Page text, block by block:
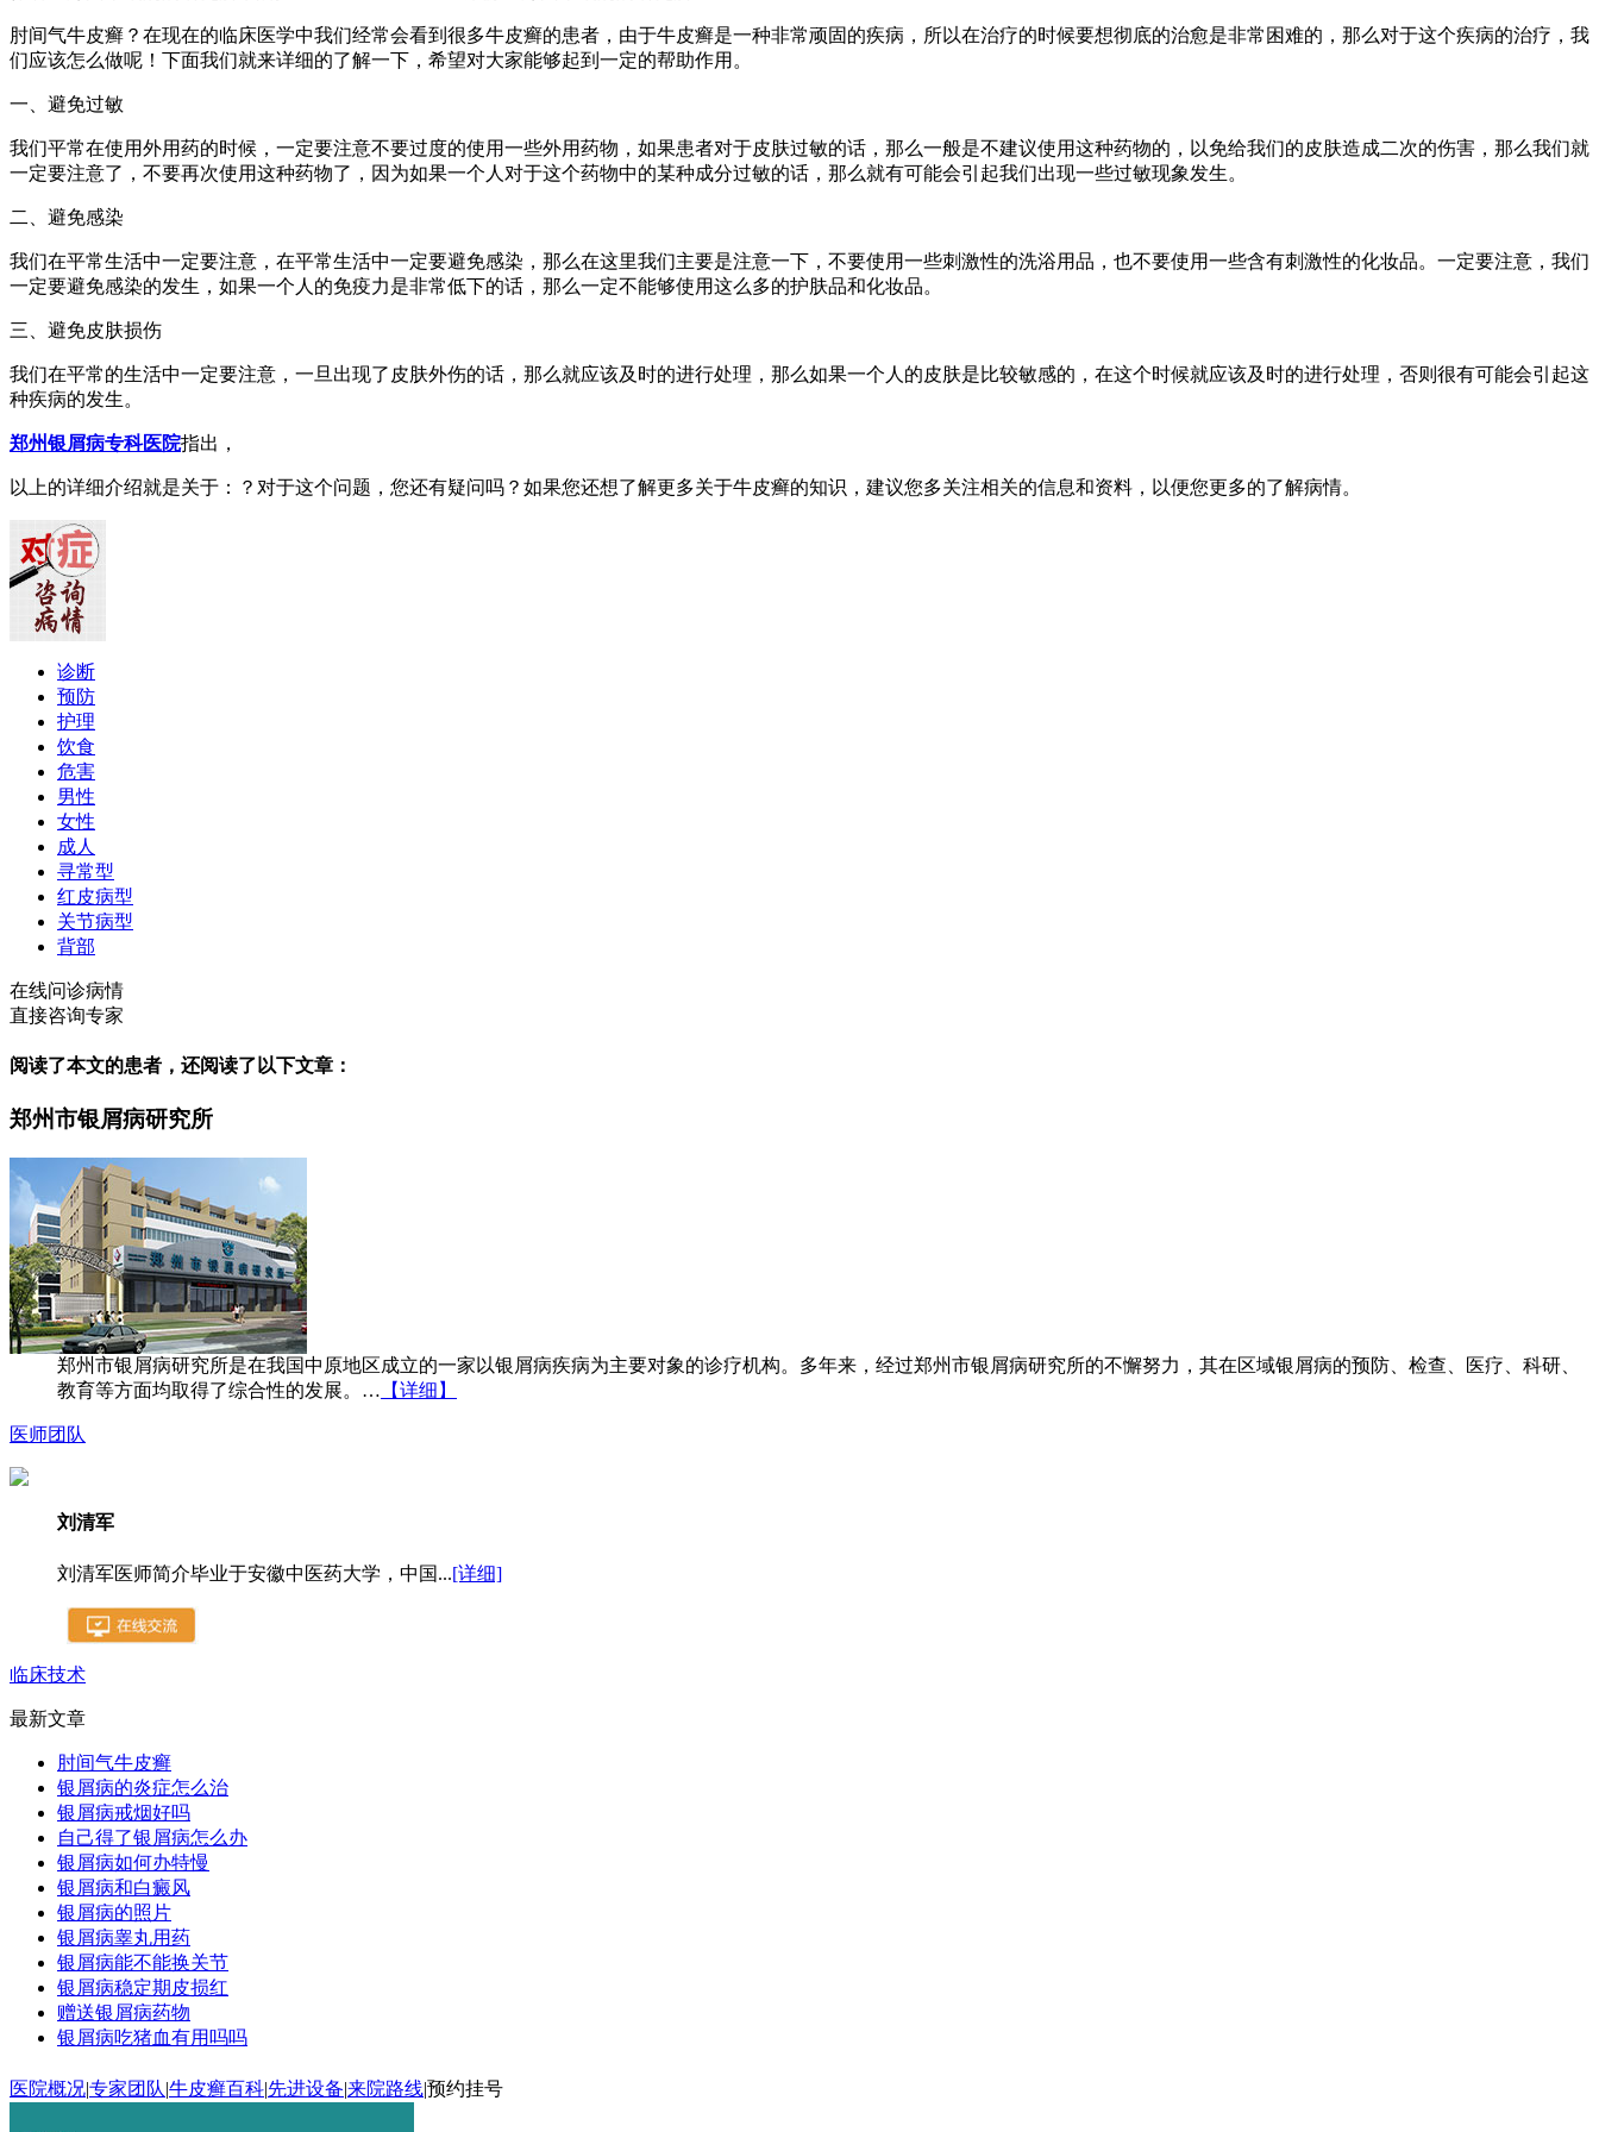
肘间气牛皮癣？在现在的临床医学中我们经常会看到很多牛皮癣的患者，由于牛皮癣是一种非常顽固的疾病，所以在治疗的时候要想彻底的治愈是非常困难的，那么对于这个疾病的治疗，我
们应该怎么做呢！下面我们就来详细的了解一下，希望对大家能够起到一定的帮助作用。
一、避免过敏
我们平常在使用外用药的时候，一定要注意不要过度的使用一些外用药物，如果患者对于皮肤过敏的话，那么一般是不建议使用这种药物的，以免给我们的皮肤造成二次的伤害，那么我们就
一定要注意了，不要再次使用这种药物了，因为如果一个人对于这个药物中的某种成分过敏的话，那么就有可能会引起我们出现一些过敏现象发生。
二、避免感染
我们在平常生活中一定要注意，在平常生活中一定要避免感染，那么在这里我们主要是注意一下，不要使用一些刺激性的洗浴用品，也不要使用一些含有刺激性的化妆品。一定要注意，我们
一定要避免感染的发生，如果一个人的免疫力是非常低下的话，那么一定不能够使用这么多的护肤品和化妆品。
三、避免皮肤损伤
我们在平常的生活中一定要注意，一旦出现了皮肤外伤的话，那么就应该及时的进行处理，那么如果一个人的皮肤是比较敏感的，在这个时候就应该及时的进行处理，否则很有可能会引起这
种疾病的发生。
郑州银屑病专科医院指出，
以上的详细介绍就是关于：？对于这个问题，您还有疑问吗？如果您还想了解更多关于牛皮癣的知识，建议您多关注相关的信息和资料，以便您更多的了解病情。
诊断
预防
护理
饮食
危害
男性
女性
成人
寻常型
红皮病型
关节病型
背部
在线问诊病情
直接咨询专家
阅读了本文的患者，还阅读了以下文章：
郑州市银屑病研究所
郑州市银屑病研究所是在我国中原地区成立的一家以银屑病疾病为主要对象的诊疗机构。多年来，经过郑州市银屑病研究所的不懈努力，其在区域银屑病的预防、检查、医疗、科研、
教育等方面均取得了综合性的发展。… 【详细】
医师团队
刘清军
刘清军医师简介毕业于安徽中医药大学，中国...[详细]
临床技术
最新文章
肘间气牛皮癣
银屑病的炎症怎么治
银屑病戒烟好吗
自己得了银屑病怎么办
银屑病如何办特慢
银屑病和白癜风
银屑病的照片
银屑病睾丸用药
银屑病能不能换关节
银屑病稳定期皮损红
赠送银屑病药物
银屑病吃猪血有用吗吗
医院概况|专家团队|牛皮癣百科|先进设备|来院路线|预约挂号